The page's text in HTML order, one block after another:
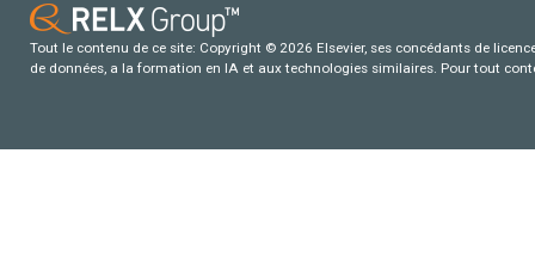
Tout le contenu de ce site: Copyright © 2026 Elsevier, ses concédants de
de données, a la formation en IA et aux technologies similaires. Pour tout